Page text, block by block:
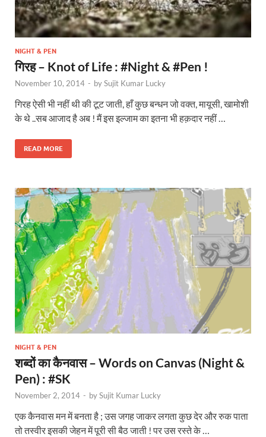
NIGHT & PEN
गिरह – Knot of Life : #Night & #Pen !
November 10, 2014 - bySujit Kumar Lucky
गिरह ऐसी भी नहीं थी की टूट जाती, हाँ कुछ बन्धन जो वक्त, मायूसी, खामोशी
के थे ..सब आजाद है अब ! मैं इस इल्जाम का इतना भी हक़दार नहीं …
READ MORE
NIGHT & PEN
शब्दों का कैनवास – Words on Canvas (Night &
Pen) : #SK
November 2, 2014 - bySujit Kumar Lucky
एक कैनवास मन में बनता है ; उस जगह जाकर लगता कुछ देर और रुक पाता
तो तस्वीर इसकी जेहन में पूरी सी बैठ जाती ! पर उस रस्ते के …